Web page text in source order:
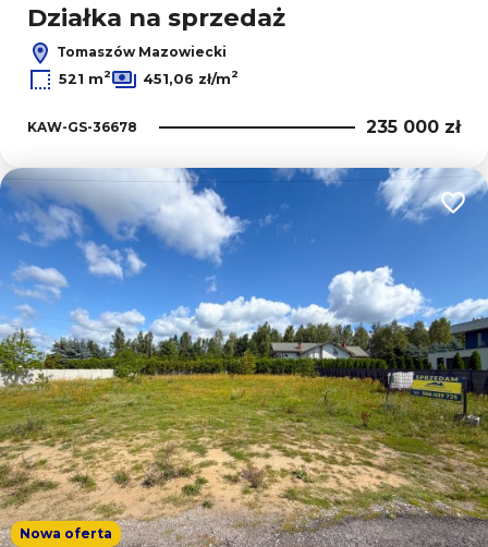
Działka na sprzedaż
Tomaszów Mazowiecki
521 m2 451,06 zł/m2
KAW-GS-36678 235 000 zł
Nowa oferta